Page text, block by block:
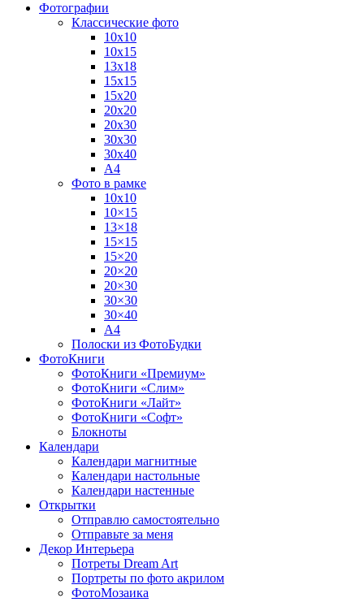
Фотографии
Классические фото
10х10
10х15
13х18
15х15
15х20
20х20
20х30
30х30
30х40
А4
Фото в рамке
10х10
10×15
13×18
15×15
15×20
20×20
20×30
30×30
30×40
A4
Полоски из ФотоБудки
ФотоКниги
ФотоКниги «Премиум»
ФотоКниги «Слим»
ФотоКниги «Лайт»
ФотоКниги «Софт»
Блокноты
Календари
Календари магнитные
Календари настольные
Календари настенные
Открытки
Отправлю самостоятельно
Отправьте за меня
Декор Интерьера
Потреты Dream Art
Портреты по фото акрилом
ФотоМозаика